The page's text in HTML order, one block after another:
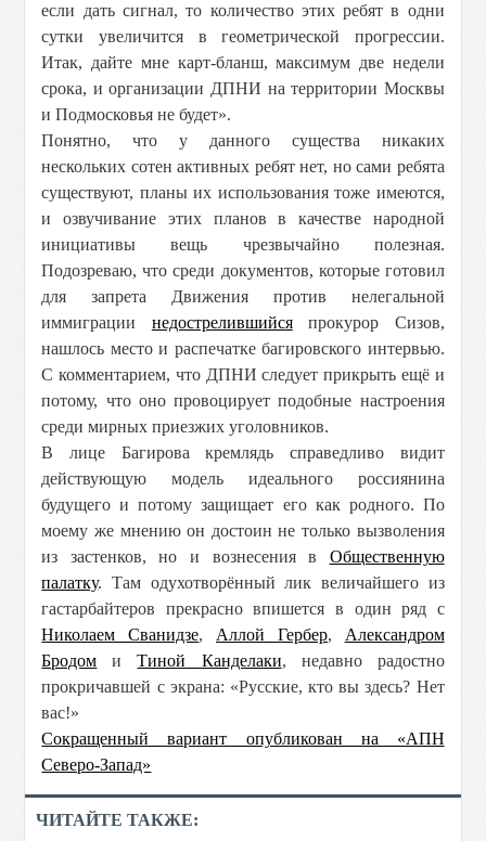
если дать сигнал, то количество этих ребят в одни
сутки увеличится в геометрической прогрессии.
Итак, дайте мне карт-бланш, максимум две недели
срока, и организации ДПНИ на территории Москвы
и Подмосковья не будет».
Понятно, что у данного существа никаких
нескольких сотен активных ребят нет, но сами ребята
существуют, планы их использования тоже имеются,
и озвучивание этих планов в качестве народной
инициативы вещь чрезвычайно полезная.
Подозреваю, что среди документов, которые готовил
для запрета Движения против нелегальной
иммиграции недострелившийсяпрокурор Сизов,
нашлось место и распечатке багировского интервью.
С комментарием, что ДПНИ следует прикрыть ещё и
потому, что оно провоцирует подобные настроения
среди мирных приезжих уголовников.
В лице Багирова кремлядь справедливо видит
действующую модель идеального россиянина
будущего и потому защищает его как родного. По
моему же мнению он достоин не только вызволения
из застенков, но и вознесения в Общественную
палатку. Там одухотворённый лик величайшего из
гастарбайтеров прекрасно впишется в один ряд с
Николаем Сванидзе, Аллой Гербер, Александром
Бродом иТиной Канделаки, недавно радостно
прокричавшей с экрана: «Русские, кто вы здесь? Нет
вас!»
Сокращенный вариант опубликован на «АПН
Северо-Запад»
ЧИТАЙТЕ ТАКЖЕ: